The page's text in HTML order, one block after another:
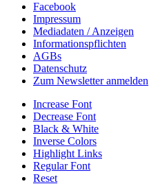
Facebook
Impressum
Mediadaten / Anzeigen
Informationspflichten
AGBs
Datenschutz
Zum Newsletter anmelden
Increase Font
Decrease Font
Black & White
Inverse Colors
Highlight Links
Regular Font
Reset